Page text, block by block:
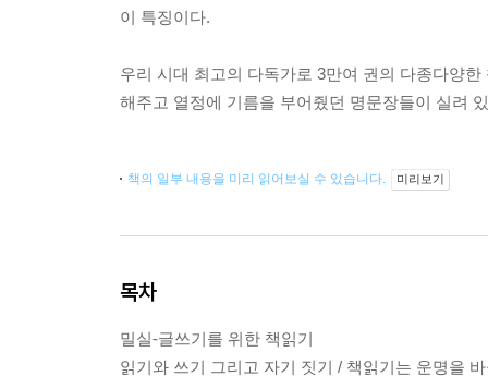
이 특징이다.
우리 시대 최고의 다독가로 3만여 권의 다종다양
해주고 열정에 기름을 부어줬던 명문장들이 실려
책의 일부 내용을 미리 읽어보실 수 있습니다. 미리보기
목차
밀실-글쓰기를 위한 책읽기
읽기와 쓰기 그리고 자기 짓기 / 책읽기는 운명을